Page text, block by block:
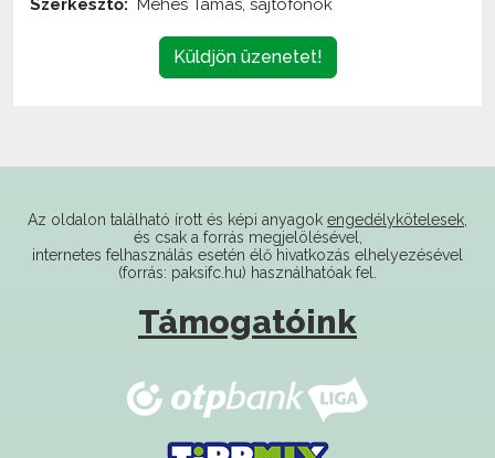
Küldjön üzenetet!
internetes felhasználás esetén élő hivatkozás elhelyezésével
(forrás: paksifc.hu) használhatóak fel.
Támogatóink